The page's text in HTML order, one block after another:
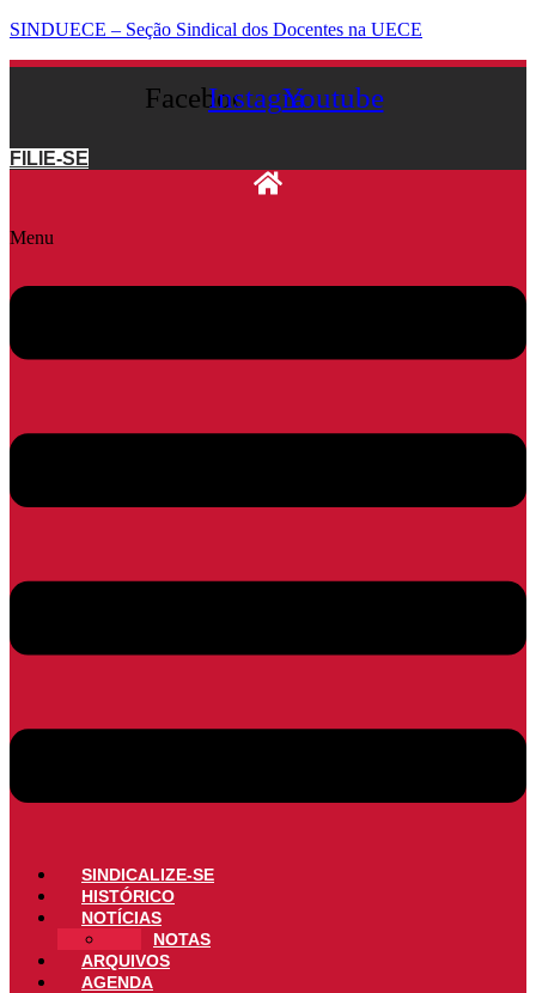
SINDUECE – Seção Sindical dos Docentes na UECE
FacebookInstagramYoutube
FILIE-SE
Menu
SINDICALIZE-SE
HISTÓRICO
NOTÍCIAS
NOTAS
ARQUIVOS
AGENDA